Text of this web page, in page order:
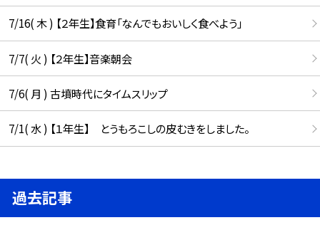
7/16( 木 ) 【２年生】食育「なんでもおいしく食べよう」
7/7( 火 ) 【２年生】音楽朝会
7/6( 月 ) 古墳時代にタイムスリップ
7/1( 水 ) 【１年生】 とうもろこしの皮むきをしました。
過去記事